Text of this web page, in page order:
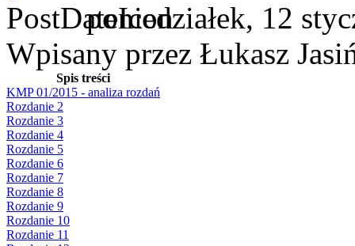
poniedziałek, 12
Wpisany przez Łukasz
Spis treści
KMP 01/2015 - analiza rozdań
Rozdanie 2
Rozdanie 3
Rozdanie 4
Rozdanie 5
Rozdanie 6
Rozdanie 7
Rozdanie 8
Rozdanie 9
Rozdanie 10
Rozdanie 11